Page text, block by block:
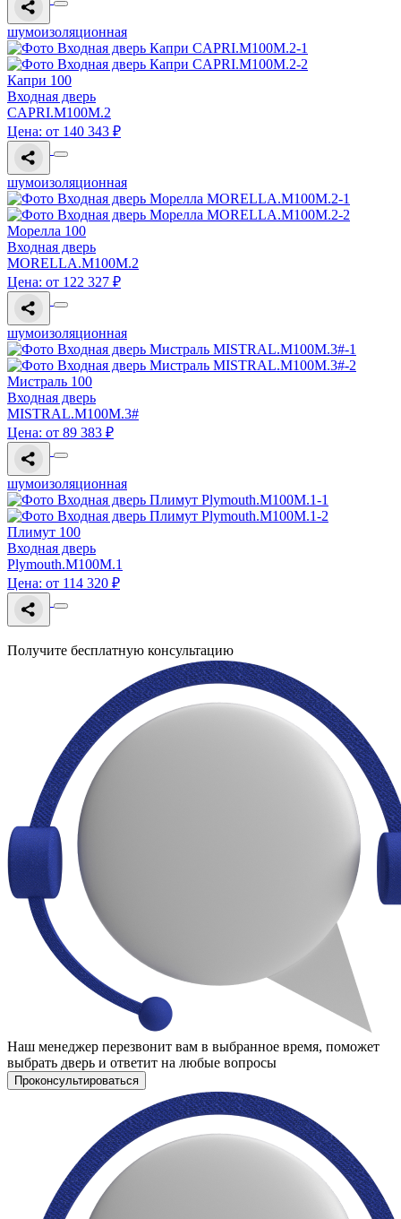
шумоизоляционная
Капри 100
Входная дверь
CAPRI.M100M.2
Цена: от 140 343 ₽
шумоизоляционная
Морелла 100
Входная дверь
MORELLA.M100M.2
Цена: от 122 327 ₽
шумоизоляционная
Мистраль 100
Входная дверь
MISTRAL.M100M.3#
Цена: от 89 383 ₽
шумоизоляционная
Плимут 100
Входная дверь
Plymouth.M100M.1
Цена: от 114 320 ₽
Получите бесплатную консультацию
Наш менеджер перезвонит вам в выбранное время, поможет
выбрать дверь и ответит на любые вопросы
Проконсультироваться